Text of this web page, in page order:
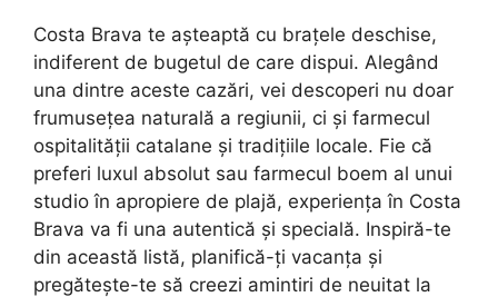
Costa Brava te așteaptă cu brațele deschise,
indiferent de bugetul de care dispui. Alegând
una dintre aceste cazări, vei descoperi nu doar
frumusețea naturală a regiunii, ci și farmecul
ospitalității catalane și tradițiile locale. Fie că
preferi luxul absolut sau farmecul boem al unui
studio în apropiere de plajă, experiența în Costa
Brava va fi una autentică și specială. Inspiră-te
din această listă, planifică-ți vacanța și
pregătește-te să creezi amintiri de neuitat la